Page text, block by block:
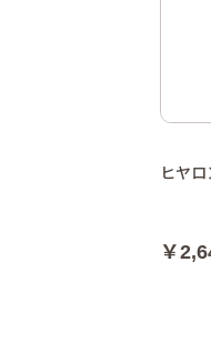
ヒヤ
￥